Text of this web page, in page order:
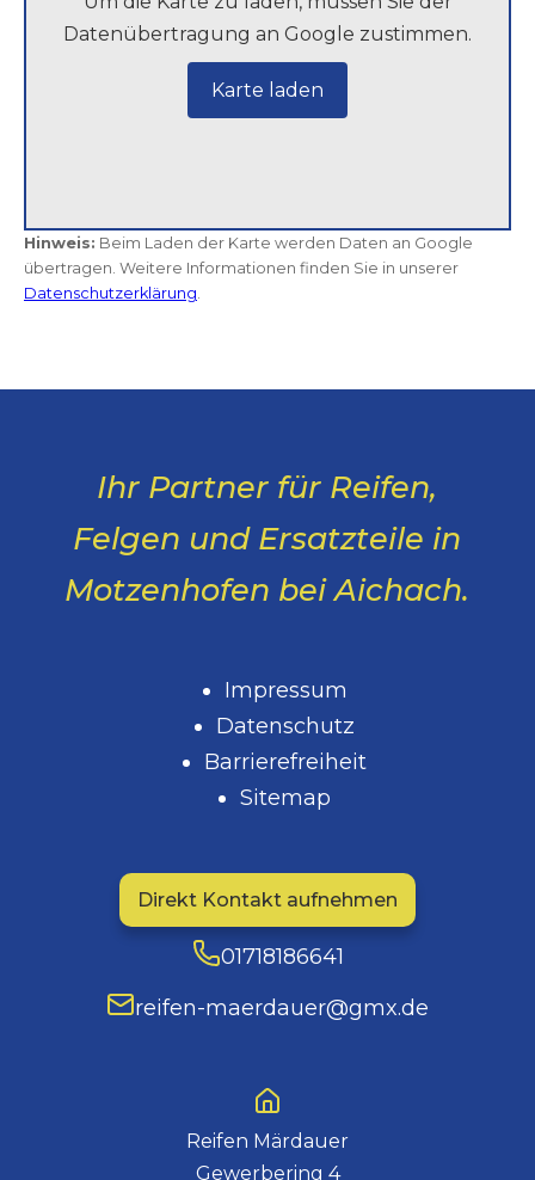
Datenübertragung an Google zustimmen.
Karte laden
Hinweis: Beim Laden der Karte werden Daten an Google
übertragen. Weitere Informationen finden Sie in unserer
Datenschutzerklärung.
Ihr Partner für Reifen,
Felgen und Ersatzteile in
Motzenhofen bei Aichach.
Impressum
Datenschutz
Barrierefreiheit
Sitemap
Direkt Kontakt aufnehmen
01718186641
reifen-maerdauer@gmx.de
Reifen Märdauer
Gewerbering 4